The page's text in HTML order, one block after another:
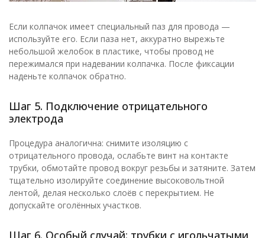
Если колпачок имеет специальный паз для провода —
используйте его. Если паза нет, аккуратно вырежьте
небольшой желобок в пластике, чтобы провод не
пережимался при надевании колпачка. После фиксации
наденьте колпачок обратно.
Шаг 5. Подключение отрицательного
электрода
Процедура аналогична: снимите изоляцию с
отрицательного провода, ослабьте винт на контакте
трубки, обмотайте провод вокруг резьбы и затяните. Затем
тщательно изолируйте соединение высоковольтной
лентой, делая несколько слоёв с перекрытием. Не
допускайте оголённых участков.
Шаг 6. Особый случай: трубки с игольчатыми